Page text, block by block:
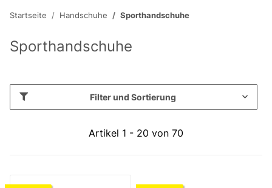
Startseite Handschuhe Sporthandschuhe
Sporthandschuhe
Filter und Sortierung
Artikel 1 - 20 von 70